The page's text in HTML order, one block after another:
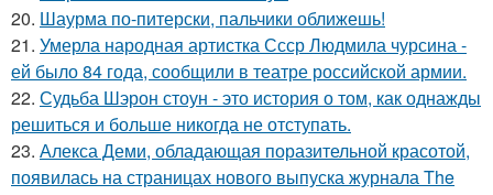
20. Шаурма по-питерски, пальчики оближешь!
21. Умерла народная артистка Ссср Людмила чурсина -
ей было 84 года, сообщили в театре российской армии.
22. Судьба Шэрон стоун - это история о том, как однажды
решиться и больше никогда не отступать.
23. Алекса Деми, обладающая поразительной красотой,
появилась на страницах нового выпуска журнала The